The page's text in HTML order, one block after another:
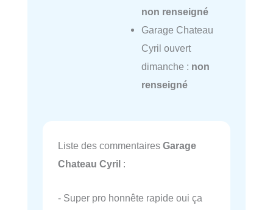
non renseigné
Garage Chateau
Cyril ouvert
dimanche : non
renseigné
Liste des commentaires Garage
Chateau Cyril :
- Super pro honnête rapide oui ça